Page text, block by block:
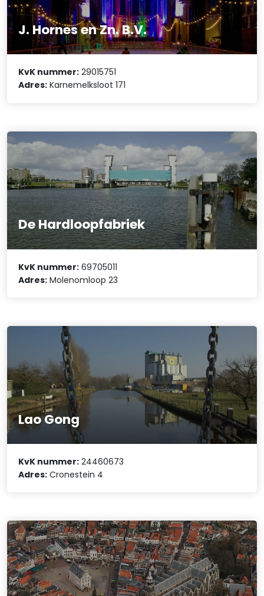
J. Hornes en Zn. B.V.
KvK nummer: 29015751
Adres: Karnemelksloot 171
De Hardloopfabriek
KvK nummer: 69705011
Adres: Molenomloop 23
Lao Gong
KvK nummer: 24460673
Adres: Cronestein 4